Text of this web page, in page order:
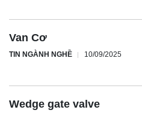
Van Cơ
TIN NGÀNH NGHỀ 10/09/2025
Wedge gate valve